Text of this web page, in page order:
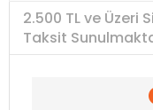
2.500 TL ve Üzeri
Taksit